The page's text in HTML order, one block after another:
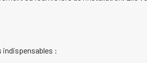
indispensables :